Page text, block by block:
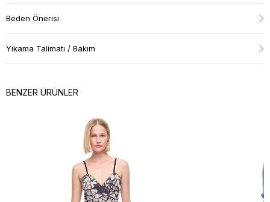
Beden Önerisi
Yıkama Talimatı / Bakım
BENZER ÜRÜNLER